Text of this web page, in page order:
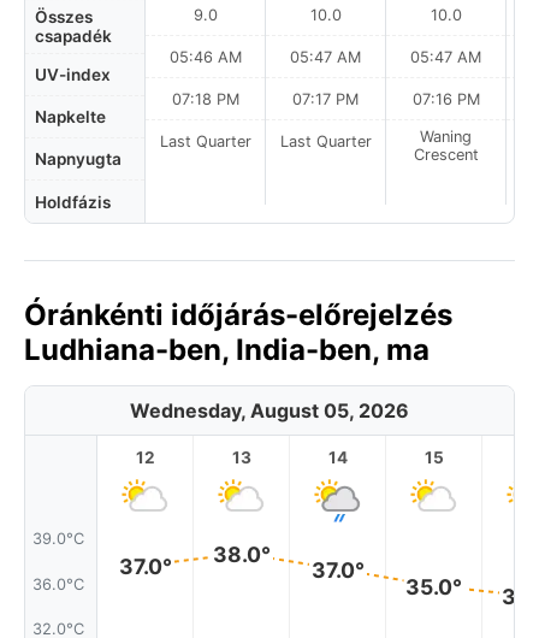
Összes
csapadék
UV-index
Napkelte
Napnyugta
Holdfázis
9.0
05:46 AM
07:18 PM
Last Quarter
10.0
05:47 AM
07:17 PM
Last Quarter
10.0
05:47 AM
07:16 PM
Waning
Crescent
Óránkénti időjárás-előrejelzés
Ludhiana-ben, India-ben, ma
Wednesday, August 05, 2026
39.0°C
36.0°C
32.0°C
12
37.0°
13
38.0°
14
37.0°
15
35.0°